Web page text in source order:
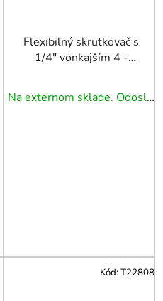
Flexibilný skrutkovač s
1/4" vonkajším 4 -
TRIUMF
Na externom sklade. Odoslanie 3 - 5 prac. dní.
Kód:T22808